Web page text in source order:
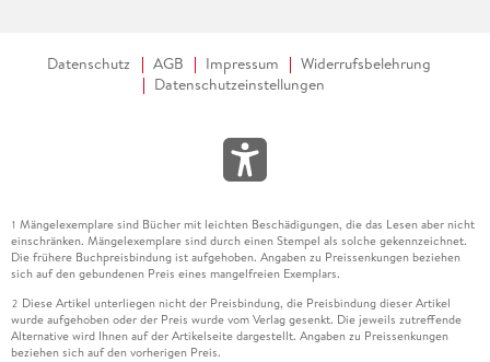
Datenschutz AGB Impressum
Widerrufsbelehrung
Datenschutzeinstellungen
1 Mängelexemplare sind Bücher mit leichten Beschädigungen, die das Lesen aber nicht
einschränken. Mängelexemplare sind durch einen Stempel als solche gekennzeichnet.
Die frühere Buchpreisbindung ist aufgehoben. Angaben zu Preissenkungen beziehen
sich auf den gebundenen Preis eines mangelfreien Exemplars.
2 Diese Artikel unterliegen nicht der Preisbindung, die Preisbindung dieser Artikel
wurde aufgehoben oder der Preis wurde vom Verlag gesenkt. Die jeweils zutreffende
Alternative wird Ihnen auf der Artikelseite dargestellt. Angaben zu Preissenkungen
beziehen sich auf den vorherigen Preis.